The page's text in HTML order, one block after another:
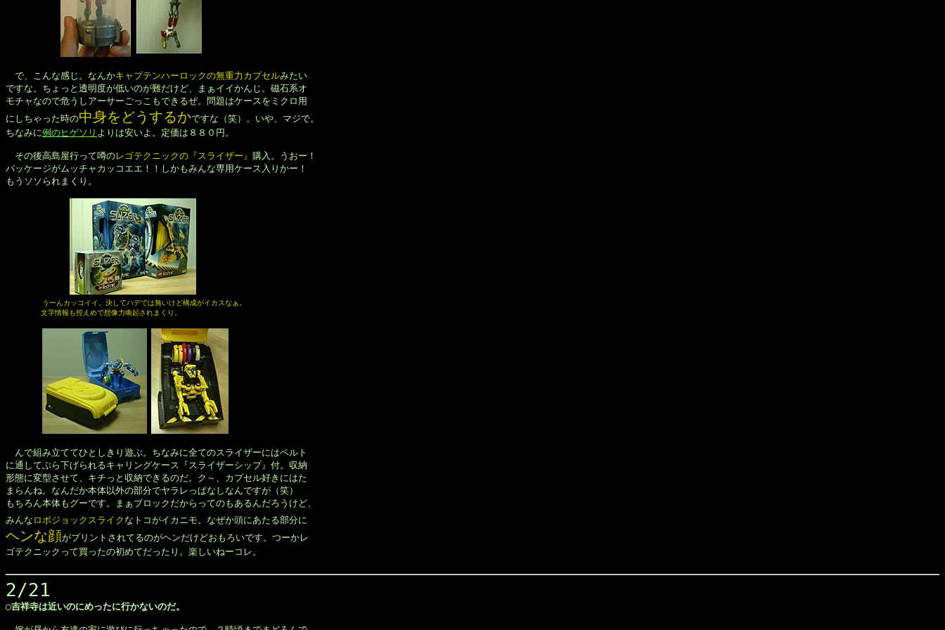
で、こんな感じ。なんかキャプテンハーロックの無重力カプセルみたい
ですな。ちょっと透明度が低いのが難だけど、まぁイイかんじ。磁石系オ
モチャなので危うしアーサーごっこもできるぜ。問題はケースをミクロ用
にしちゃった時の中身をどうするかですな（笑）。いや、マジで。
ちなみに例のヒゲソリ よりは安いよ。定価は８８０円。
その後高島屋行って噂のレゴテクニックの『スライザー』 購入。うおー！
パッケージがムッチャカッコエエ！！しかもみんな専用ケース入りかー！
もうソソられまくり。
うーんカッコイイ。決してハデでは無いけど構成がイカスなぁ。
文字情報も控えめで想像力喚起されまくり。
んで組み立ててひとしきり遊ぶ。ちなみに全てのスライザーにはベルト
に通してぶら下げられるキャリングケース『スライザーシップ』付。収納
形態に変型させて、キチっと収納できるのだ。ク～、カプセル好きにはた
まらんね。なんだか本体以外の部分でヤラレっぱなしなんですが（笑）
もちろん本体もグーです。まぁブロックだからってのもあるんだろうけど、
みんな ロボジョックスライクなトコがイカニモ。なぜか頭にあたる部分に
ヘンな顔がプリントされてるのがヘンだけどおもろいです。つーかレ
ゴテクニックって買ったの初めてだったり。楽しいねーコレ。
2/21
◯吉祥寺は近いのにめったに行かないのだ。